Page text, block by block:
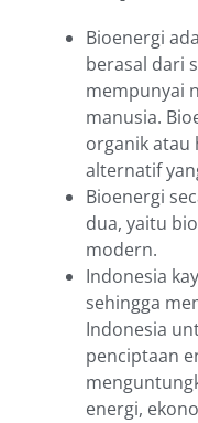
Bioenergi
berasal dari
mempunyai
manusia.
organik atau
alternatif
Bioenergi
dua, yaitu
modern.
Indonesia
sehingga
Indonesia
penciptaan
energi,